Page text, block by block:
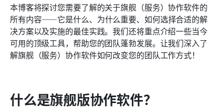
本博客将探讨您需要了解的关于旗舰（服务）协作软件的
所有内容——它是什么、为什么重要、如何选择合适的解
决方案以及实施的最佳实践。我们还将重点介绍一些当今
可用的顶级工具，帮助您的团队蓬勃发展。让我们深入了
解旗舰（服务）协作软件如何改变您的团队工作方式！
什么是旗舰版协作软件？
结论